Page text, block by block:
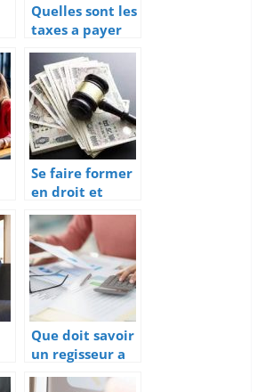
Quelles sont les
taxes a payer
pour importer
un vehicule de
l’Allemagne ?
Se faire former
en droit et
reglementation
pour lutter
contre le
blanchiment
d’argent et le
financement
du terrorisme
Que doit savoir
un regisseur a
propos du